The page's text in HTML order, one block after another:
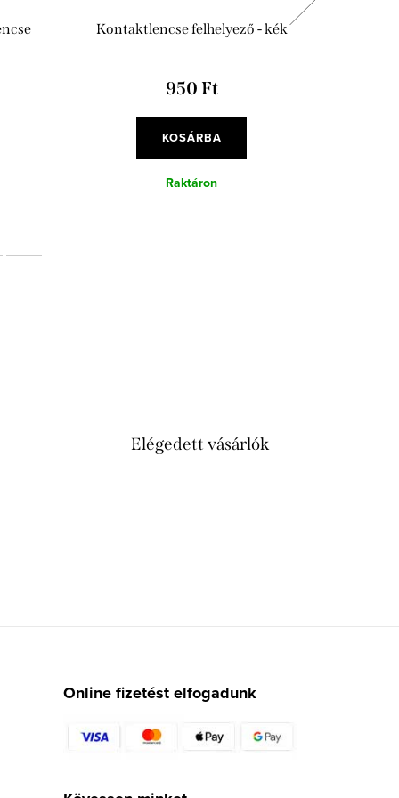
Kontaktlencse felhelyező - kék
950 Ft
KOSÁRBA
Raktáron
Elégedett vásárlók
Online fizetést elfogadunk